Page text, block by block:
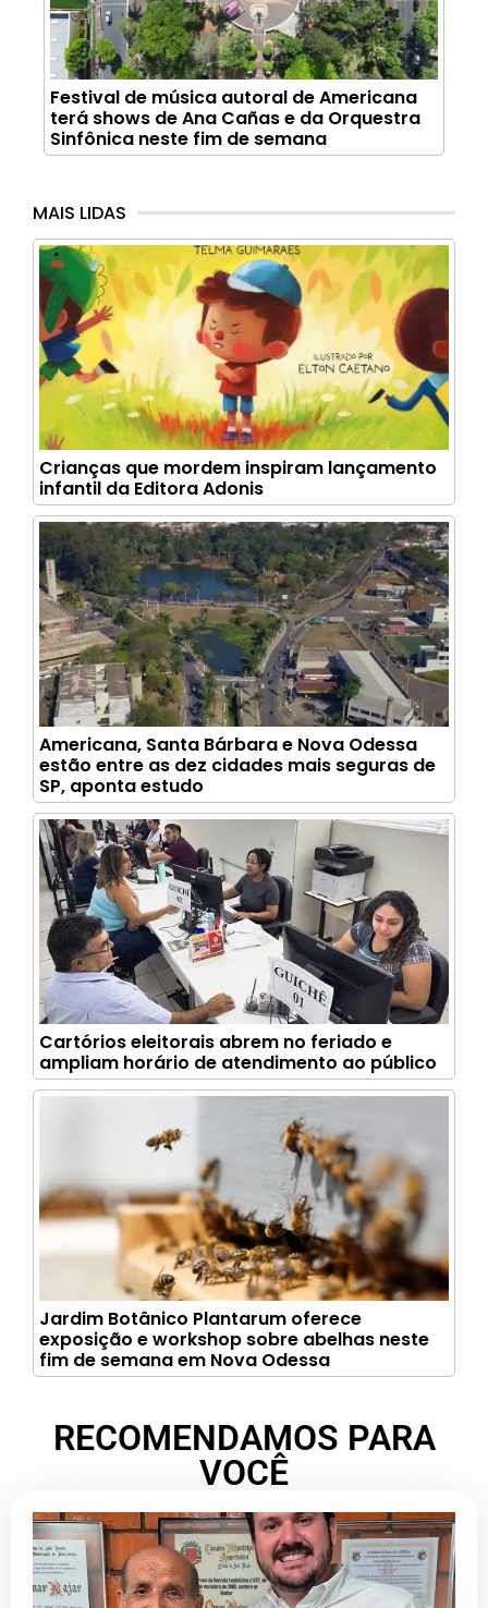
Festival de música autoral de Americana
terá shows de Ana Cañas e da Orquestra
Sinfônica neste fim de semana
MAIS LIDAS
Crianças que mordem inspiram lançamento
infantil da Editora Adonis
Americana, Santa Bárbara e Nova Odessa
estão entre as dez cidades mais seguras de
SP, aponta estudo
Cartórios eleitorais abrem no feriado e
ampliam horário de atendimento ao público
Jardim Botânico Plantarum oferece
exposição e workshop sobre abelhas neste
fim de semana em Nova Odessa
RECOMENDAMOS PARA
VOCÊ